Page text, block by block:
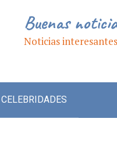
Buenas
Noticias
CELEBRIDADES